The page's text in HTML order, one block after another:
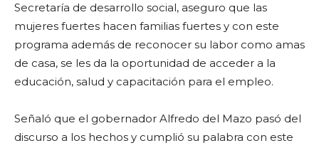
Secretaría de desarrollo social, aseguro que las
mujeres fuertes hacen familias fuertes y con este
programa además de reconocer su labor como amas
de casa, se les da la oportunidad de acceder a la
educación, salud y capacitación para el empleo.
Señaló que el gobernador Alfredo del Mazo pasó del
discurso a los hechos y cumplió su palabra con este